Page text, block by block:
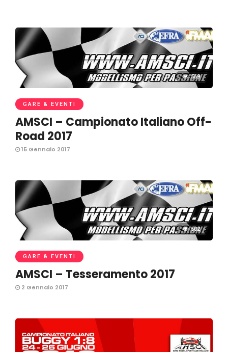
569
GARE & EVENTI
AMSCI – Campionato Italiano Off-
Road 2017
15 Gennaio 2017
502
GARE & EVENTI
AMSCI – Tesseramento 2017
2 Gennaio 2017